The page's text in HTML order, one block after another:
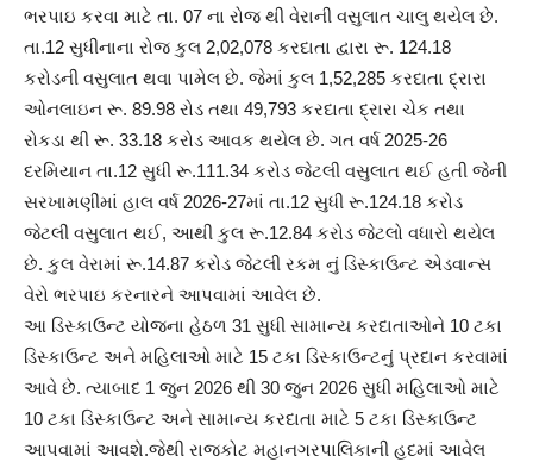
ભરપાઇ કરવા માટે તા. 07 ના રોજ થી વેરાની વસુલાત ચાલુ થયેલ છે.
તા.12 સુધીનાના રોજ કુલ 2,02,078 કરદાતા દ્વારા રૂ. 124.18
કરોડની વસુલાત થવા પામેલ છે. જેમાં કુલ 1,52,285 કરદાતા દ્રારા
ઓનલાઇન રૂ. 89.98 રોડ તથા 49,793 કરદાતા દ્રારા ચેક તથા
રોકડા થી રૂ. 33.18 કરોડ આવક થયેલ છે. ગત વર્ષ 2025-26
દરમિયાન તા.12 સુધી રૂ.111.34 કરોડ જેટલી વસુલાત થઈ હતી જેની
સરખામણીમાં હાલ વર્ષ 2026-27માં તા.12 સુધી રૂ.124.18 કરોડ
જેટલી વસુલાત થઈ, આથી કુલ રૂ.12.84 કરોડ જેટલો વધારો થયેલ
છે. કુલ વેરામાં રૂ.14.87 કરોડ જેટલી રકમ નું ડિસ્કાઉન્ટ એડવાન્સ
વેરો ભરપાઇ કરનારને આપવામાં આવેલ છે.
આ ડિસ્કાઉન્ટ યોજના હેઠળ 31 સુધી સામાન્ય કરદાતાઓને 10 ટકા
ડિસ્કાઉન્ટ અને મહિલાઓ માટે 15 ટકા ડિસ્કાઉન્ટનું પ્રદાન કરવામાં
આવે છે. ત્યાબાદ 1 જુન 2026 થી 30 જુન 2026 સુધી મહિલાઓ માટે
10 ટકા ડિસ્કાઉન્ટ અને સામાન્ય કરદાતા માટે 5 ટકા ડિસ્કાઉન્ટ
આપવામાં આવશે.જેથી રાજકોટ મહાનગરપાલિકાની હદમાં આવેલ